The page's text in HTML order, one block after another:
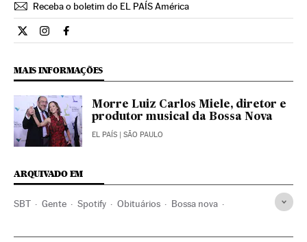
Receba o boletim do EL PAÍS América
Cultura El País Brasil en Twitter
Cultura El País Brasil en Instagram
Cultura El País Brasil en Facebook
MAIS INFORMAÇÕES
Morre Luiz Carlos Miele, diretor e
produtor musical da Bossa Nova
EL PAÍS | SÃO PAULO
ARQUIVADO EM
SBT Gente Spotify Obituários Bossa nova